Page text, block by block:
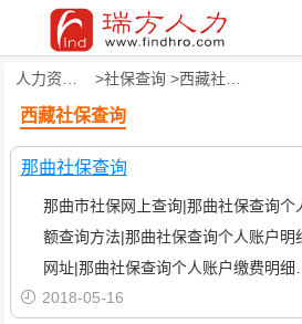
社保查询 西藏社保查询
西藏社保查询
那曲社保查询
那曲市社保网上查询|那曲社保查询个
额查询方法|那曲社保查询个人账户明
网址|那曲社保查询个人账户缴费明
2018-05-16